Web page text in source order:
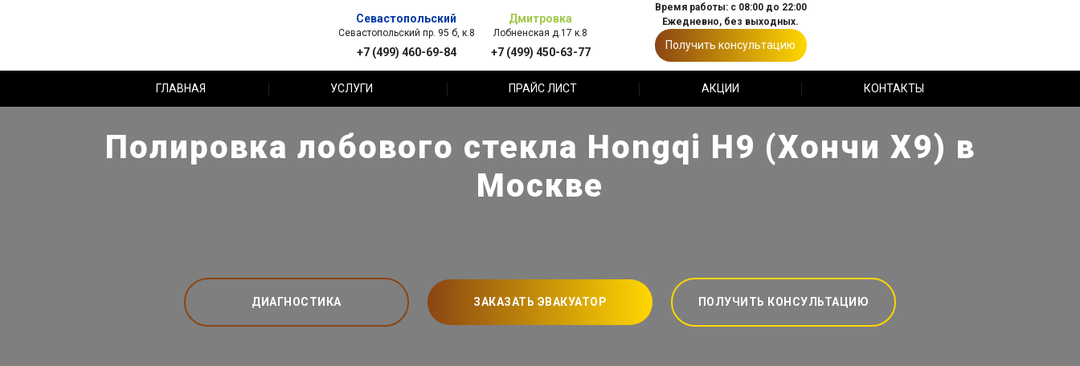
Севастопольский
Севастопольский пр. 95 б, к.8
+7 (499) 460-69-84
Дмитровка
Лобненская д.17 к.8
+7 (499) 450-63-77
Время работы: с 08:00 до 22:00
Ежедневно, без выходных.
Получить консультацию
ГЛАВНАЯ УСЛУГИ ПРАЙС ЛИСТ АКЦИИ КОНТАКТЫ
Полировка лобового стекла Hongqi H9 (Хончи Х9) в
Москве
ДИАГНОСТИКА ЗАКАЗАТЬ ЭВАКУАТОР ПОЛУЧИТЬ КОНСУЛЬТАЦИЮ